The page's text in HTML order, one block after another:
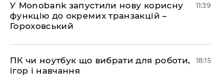
У Мonobank запустили нову корисну
функцію до окремих транзакцій –
Гороховський
11:39
ПК чи ноутбук що вибрати для роботи,
ігор і навчання
18:15